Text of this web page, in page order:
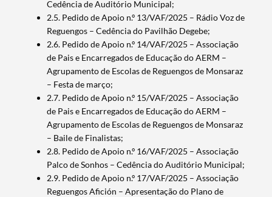
Cedência de Auditório Municipal;
2.5. Pedido de Apoio n.º 13/VAF/2025 – Rádio Voz de
Reguengos – Cedência do Pavilhão Degebe;
2.6. Pedido de Apoio n.º 14/VAF/2025 – Associação
de Pais e Encarregados de Educação do AERM –
Agrupamento de Escolas de Reguengos de Monsaraz
– Festa de março;
2.7. Pedido de Apoio n.º 15/VAF/2025 – Associação
de Pais e Encarregados de Educação do AERM –
Agrupamento de Escolas de Reguengos de Monsaraz
– Baile de Finalistas;
2.8. Pedido de Apoio n.º 16/VAF/2025 – Associação
Palco de Sonhos – Cedência do Auditório Municipal;
2.9. Pedido de Apoio n.º 17/VAF/2025 – Associação
Reguengos Afición – Apresentação do Plano de